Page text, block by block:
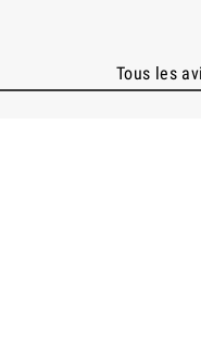
Tous les